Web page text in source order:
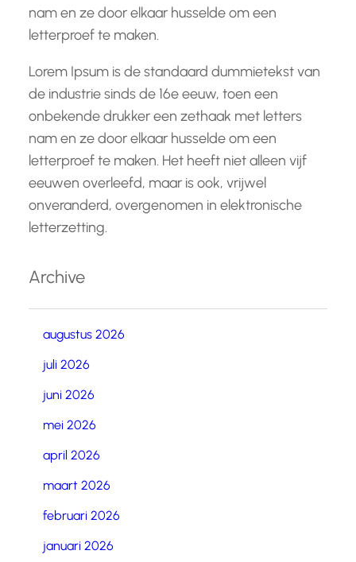
nam en ze door elkaar husselde om een
letterproef te maken.
Lorem Ipsum is de standaard dummietekst van
de industrie sinds de 16e eeuw, toen een
onbekende drukker een zethaak met letters
nam en ze door elkaar husselde om een
letterproef te maken. Het heeft niet alleen vijf
eeuwen overleefd, maar is ook, vrijwel
onveranderd, overgenomen in elektronische
letterzetting.
Archive
augustus 2026
juli 2026
juni 2026
mei 2026
april 2026
maart 2026
februari 2026
januari 2026